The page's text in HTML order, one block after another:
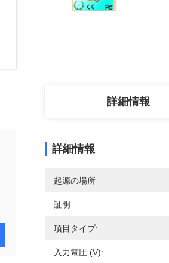
詳細情報
詳細情報
起源の場所
証明
項目タイプ:
入力電圧 (v):